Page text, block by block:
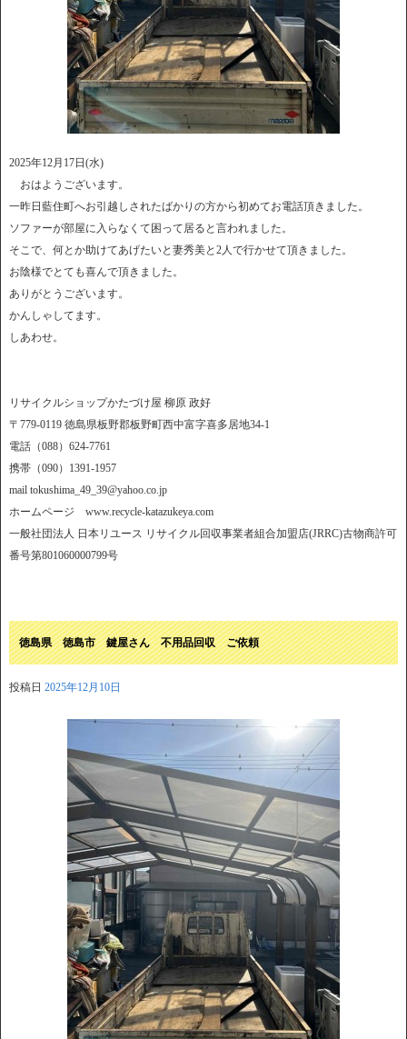
2025年12月17日(水)
おはようございます。
一昨日藍住町へお引越しされたばかりの方から初めてお電話頂きました。
ソファーが部屋に入らなくて困って居ると言われました。
そこで、何とか助けてあげたいと妻秀美と2人で行かせて頂きました。
お陰様でとても喜んで頂きました。
ありがとうございます。
かんしゃしてます。
しあわせ。
リサイクルショップかたづけ屋 柳原 政好
〒779-0119 徳島県板野郡板野町西中富字喜多居地34-1
電話（088）624-7761
携帯（090）1391-1957
mail tokushima_49_39@yahoo.co.jp
ホームページ www.recycle-katazukeya.com
一般社団法人 日本リユース リサイクル回収事業者組合加盟店(JRRC)古物商許可
番号第801060000799号
徳島県 徳島市 鍵屋さん 不用品回収 ご依頼
投稿日 2025年12月10日